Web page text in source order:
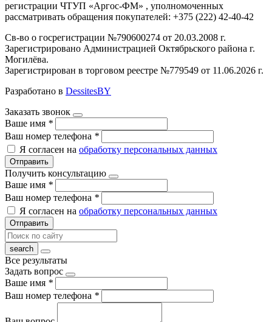
регистрации ЧТУП «Аргос-ФМ» , уполномоченных
рассматривать обращения покупателей: +375 (222) 42-40-42
Св-во о госрегистрации №790600274 от 20.03.2008 г.
Зарегистрировано Администрацией Октябрьского района г.
Могилёва.
Зарегистрирован в торговом реестре №779549 от 11.06.2026 г.
Разработано в DessitesBY
Заказать звонок
Ваше имя *
Ваш номер телефона *
Я согласен на обработку персональных данных
Отправить
Получить консультацию
Ваше имя *
Ваш номер телефона *
Я согласен на обработку персональных данных
Отправить
Все результаты
Задать вопрос
Ваше имя *
Ваш номер телефона *